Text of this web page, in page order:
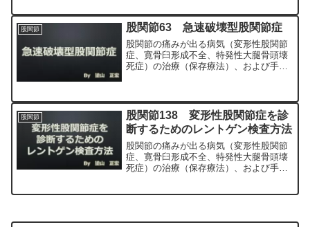
科専門医（人工関節手術を専門）の塗山
正宏が色々と説明します。
股関節 股関節63 急速破壊型股関節症
股関節の痛みが出る病気（変形性股関節
症、寛骨臼形成不全、特発性大腿骨頭壊
死症）の治療（保存療法）、および手術
科専門医（人工関節手術を専門）の塗山
正宏が色々と説明します。
股関節
股関節138 変形性股関節症を診
断するためのレントゲン検査方法
股関節の痛みが出る病気（変形性股関節
症、寛骨臼形成不全、特発性大腿骨頭壊
死症）の治療（保存療法）、および手術